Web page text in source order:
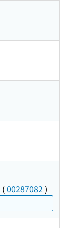
(00287082 )